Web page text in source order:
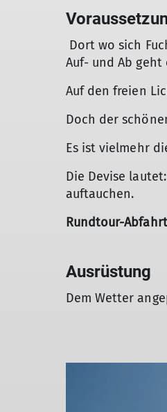
Dort wo sich
Auf- und Ab
Auf den freien
Doch der
Es ist vielmehr
Die Devise
auftauchen.
Rundtour-
Ausrüstung
Dem Wetter